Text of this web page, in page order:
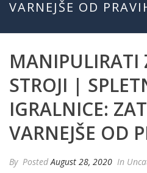
VARNEJŠE OD
MANIPULIRATI
STROJI |
IGRALNICE:
VARNEJŠE OD
By PostedAugust 28, 2020 In